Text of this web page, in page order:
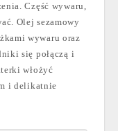
Część wywaru,
Olej sezamowy
wywaru oraz
się połączą i
włożyć
i delikatnie